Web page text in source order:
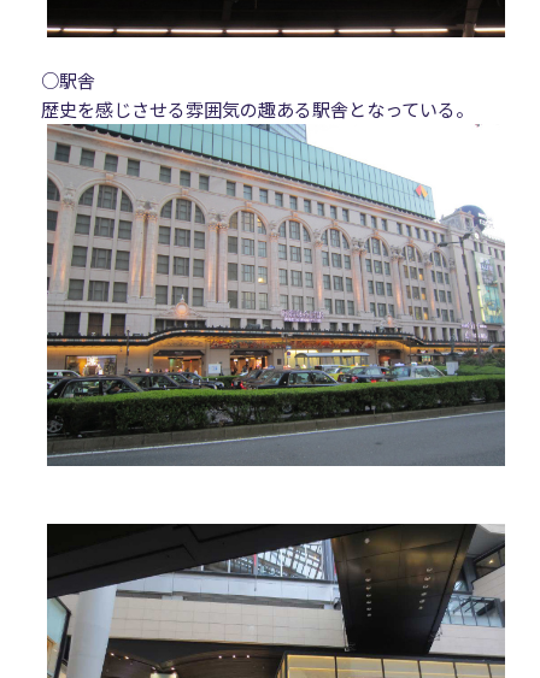
○駅舎
歴史を感じさせる雰囲気の趣ある駅舎となっている。